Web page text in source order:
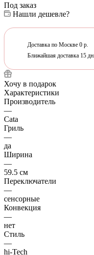
Под заказ
Нашли дешевле?
Доставка по Москве 0 р.
Ближайшая доставка 15 дн.
Хочу в подарок
Характеристики
Производитель
—
Cata
Гриль
—
да
Ширина
—
59.5 см
Переключатели
—
сенсорные
Конвекция
—
нет
Стиль
—
hi-Tech